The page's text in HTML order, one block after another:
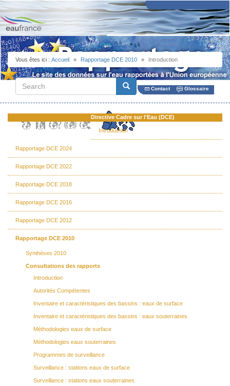
Aller
au
contenu
principal
Contact Glossaire
Vous êtes ici : Accueil Rapportage DCE 2010 Introduction
Search
Search
Directive Cadre sur l'Eau (DCE)
Introduction
Rapportage DCE 2024
Rapportage DCE 2022
Rapportage DCE 2018
Rapportage DCE 2016
Rapportage DCE 2012
Rapportage DCE 2010
Synthèses 2010
Consultations des rapports
Introduction
Autorités Compétentes
Inventaire et caractéristiques des bassins : eaux de surface
Inventaire et caractéristiques des bassins : eaux souterraines
Méthodologies eaux de surface
Méthodologies eaux souterraines
Programmes de surveillance
Surveillance : stations eaux de surface
Surveillance : stations eaux souterraines